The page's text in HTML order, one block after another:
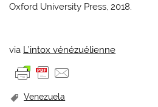
Oxford University Press, 2018.
via L’intox vénézuélienne
Venezuela